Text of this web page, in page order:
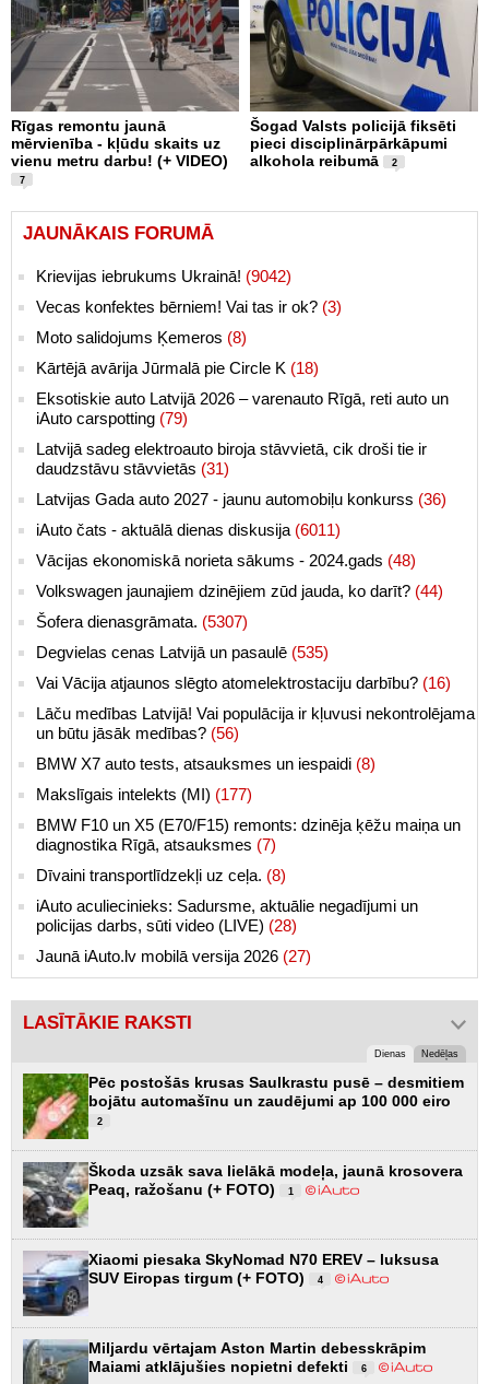
Rīgas remontu jaunā
mērvienība - kļūdu skaits uz
vienu metru darbu! (+ VIDEO)
7
Šogad Valsts policijā fiksēti
pieci disciplinārpārkāpumi
alkohola reibumā
2
JAUNĀKAIS FORUMĀ
Krievijas iebrukums Ukrainā! (9042)
Vecas konfektes bērniem! Vai tas ir ok? (3)
Moto salidojums Ķemeros (8)
Kārtējā avārija Jūrmalā pie Circle K (18)
Eksotiskie auto Latvijā 2026 – varenauto Rīgā, reti auto un
iAuto carspotting (79)
Latvijā sadeg elektroauto biroja stāvvietā, cik droši tie ir
daudzstāvu stāvvietās (31)
Latvijas Gada auto 2027 - jaunu automobiļu konkurss (36)
iAuto čats - aktuālā dienas diskusija (6011)
Vācijas ekonomiskā norieta sākums - 2024.gads (48)
Volkswagen jaunajiem dzinējiem zūd jauda, ko darīt? (44)
Šofera dienasgrāmata. (5307)
Degvielas cenas Latvijā un pasaulē (535)
Vai Vācija atjaunos slēgto atomelektrostaciju darbību? (16)
Lāču medības Latvijā! Vai populācija ir kļuvusi nekontrolējama
un būtu jāsāk medības? (56)
BMW X7 auto tests, atsauksmes un iespaidi (8)
Makslīgais intelekts (MI) (177)
BMW F10 un X5 (E70/F15) remonts: dzinēja ķēžu maiņa un
diagnostika Rīgā, atsauksmes (7)
Dīvaini transportlīdzekļi uz ceļa. (8)
iAuto aculiecinieks: Sadursme, aktuālie negadījumi un
policijas darbs, sūti video (LIVE) (28)
Jaunā iAuto.lv mobilā versija 2026 (27)
LASĪTĀKIE RAKSTI
Dienas Nedēļas
Pēc postošās krusas Saulkrastu pusē – desmitiem
bojātu automašīnu un zaudējumi ap 100 000 eiro
2
Škoda uzsāk sava lielākā modeļa, jaunā krosovera
Peaq, ražošanu (+ FOTO)
1
Xiaomi piesaka SkyNomad N70 EREV – luksusa
SUV Eiropas tirgum (+ FOTO)
4
Miljardu vērtajam Aston Martin debesskrāpim
Maiami atklājušies nopietni defekti
6